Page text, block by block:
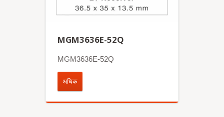
MGM3636E-52Q
MGM3636E-52Q
अधिक